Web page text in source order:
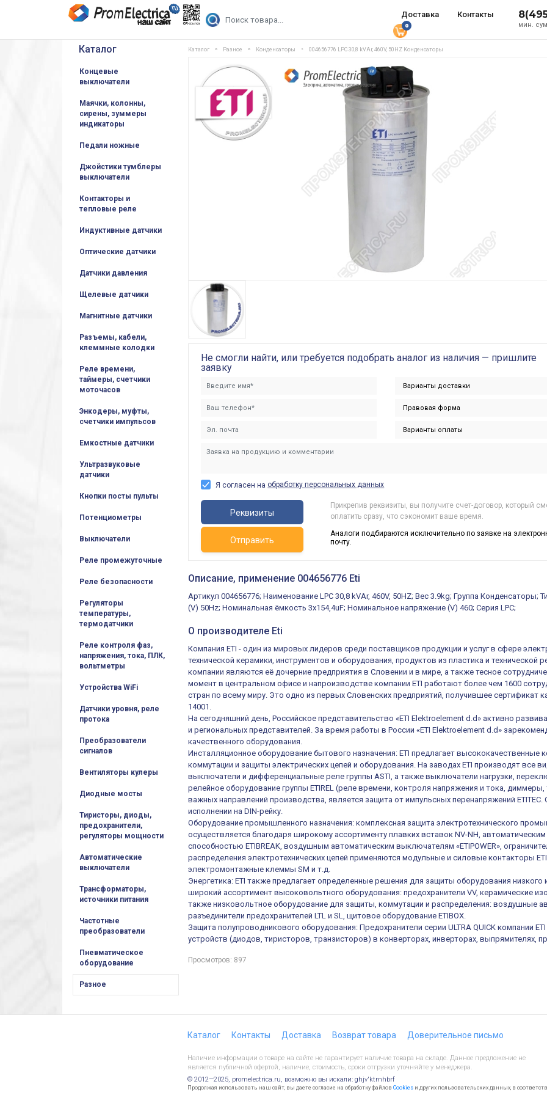
Доставка Контакты
мин.
0
Каталог
Концевые
выключатели
Маячки, колонны,
сирены, зуммеры
индикаторы
Педали ножные
Джойстики тумблеры
выключатели
Контакторы и
тепловые реле
Индуктивные датчики
Оптические датчики
Датчики давления
Щелевые датчики
Магнитные датчики
Разъемы, кабели,
клеммные колодки
Реле времени,
таймеры, счетчики
моточасов
Энкодеры, муфты,
счетчики импульсов
Емкостные датчики
Ультразвуковые
датчики
Кнопки посты пульты
Потенциометры
Выключатели
Реле промежуточные
Реле безопасности
Регуляторы
температуры,
термодатчики
Реле контроля фаз,
напряжения, тока, ПЛК,
вольтметры
Устройства WiFi
Датчики уровня, реле
протока
Преобразователи
сигналов
Вентиляторы кулеры
Диодные мосты
Тиристоры, диоды,
предохранители,
регуляторы мощности
Автоматические
выключатели
Трансформаторы,
источники питания
Частотные
преобразователи
Пневматическое
оборудование
Разное
Каталог Разное Конденсаторы 004656776 LPC 30,8 kVAr, 460V, 50HZ Конденсаторы
Не смогли найти, или требуется подобрать аналог из наличия — пришлите
заявку
Я согласен на обработку персональных данных
Реквизиты
Прикрепив реквизиты, вы получите счет-договор, который
оплатить сразу, что сэкономит ваше время.
Отправить
Аналоги подбираются исключительно по заявке на
почту.
Описание, применение 004656776 Eti
Артикул 004656776; Наименование LPC 30,8 kVAr, 460V, 50HZ; Вес 3.9kg; Группа Конденсаторы;
(V) 50Hz; Номинальная ёмкость 3x154,4uF; Номинальное напряжение (V) 460; Серия LPC;
О производителе Eti
Компания ETI - один из мировых лидеров среди поставщиков продукции и услуг в сфере
технической керамики, инструментов и оборудования, продуктов из пластика и
компании являются её дочерние предприятия в Словении и в мире, а также тесное
момент в центральном офисе и напроизводстве компании ETI работают более чем 1600
стран по всему миру. Это одно из первых Словенских предприятий, получившее сертификат
14001.
На сегодняшний день, Российское представительство «ETI Elektroelement d.d» активно
и региональных представителей. За время работы в России «ETI Elektroelement d.d»
качественного оборудования.
Инсталляционное оборудование бытового назначения: ETI предлагает высококачественные
коммутации и защиты электрических цепей и оборудования. На заводах ETI производят все
выключатели и дифференциальные реле группы ASTI, а также выключатели нагрузки,
релейное оборудование группы ETIREL (реле времени, контроля напряжения и тока,
важных направлений производства, является защита от импульсных перенапряжений
исполнении на DIN-рейку.
Оборудование промышленного назначения: комплексная защита электротехнического
осуществляется благодаря широкому ассортименту плавких вставок NV-NH,
способностью ETIBREAK, воздушным автоматическим выключателям «ETIPOWER»,
распределения электротехнических цепей применяются модульные и силовые контакторы
электромонтажные клеммы SM и т.д.
Энергетика: ETI также предлагает определенные решения для защиты оборудования
широкий ассортимент высоковольтного оборудования: предохранители VV, керамические
также низковольтное оборудование для защиты, коммутации и распределения: воздушные
разъединители предохранителей LTL и SL, щитовое оборудование ETIBOX.
Защита полупроводникового оборудования: Предохранители серии ULTRA QUICK компании
устройств (диодов, тиристоров, транзисторов) в конверторах, инверторах, выпрямителях,
Просмотров: 897
Каталог Контакты Доставка Возврат товара Доверительное письмо
Наличие информации о товаре на сайте не гарантирует наличие товара на складе. Данное предложение не
является публичной офертой, наличие, стоимость, сроки отгрузки уточняйте у менеджера.
© 2012—2025, promelectrica.ru, возможно вы искали: ghjv'ktrnhbrf
Продолжая использовать наш сайт, вы даете согласие на обработку файлов Cookies и других пользовательских данных, в